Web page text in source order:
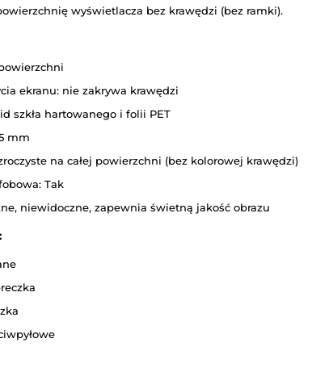
wyświetlacza bez krawędzi (bez ramki).
ekranu: nie zakrywa krawędzi
szkła hartowanego i folii PET
mm
na całej powierzchni (bez kolorowej krawędzi)
Tak
niewidoczne, zapewnia świetną jakość obrazu